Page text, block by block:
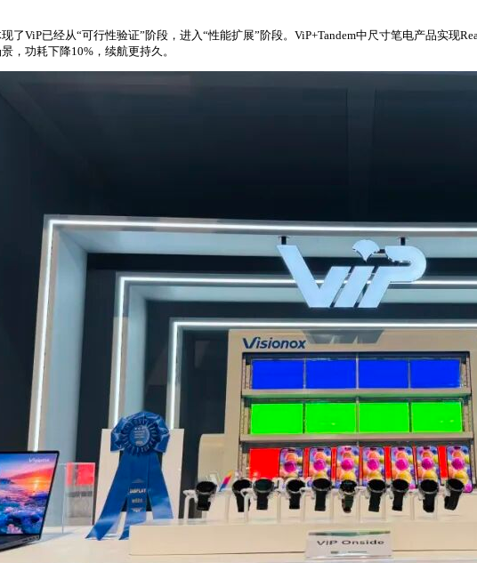
了ViP已经从“可行性验证”阶段，进入“性能扩展”阶段。ViP+Tandem中尺寸笔电产品实
，功耗下降10%，续航更持久。